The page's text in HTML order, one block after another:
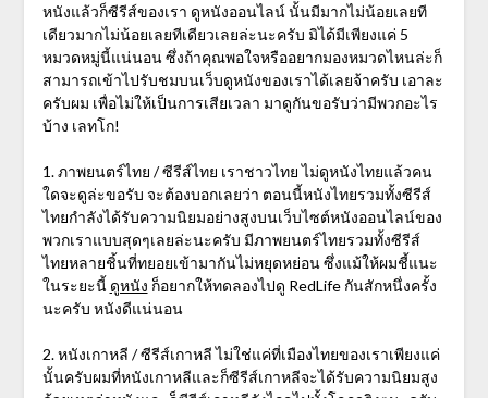
หนังแล้วก็ซีรีส์ของเรา ดูหนังออนไลน์ นั้นมีมากไม่น้อยเลยที
เดียวมากไม่น้อยเลยทีเดียวเลยล่ะนะครับ มิได้มีเพียงแค่ 5
หมวดหมู่นี้แน่นอน ซึ่งถ้าคุณพอใจหรืออยากมองหมวดไหนล่ะก็
สามารถเข้าไปรับชมบนเว็บดูหนังของเราได้เลยจ้าครับ เอาละ
ครับผม เพื่อไม่ให้เป็นการเสียเวลา มาดูกันขอรับว่ามีพวกอะไร
บ้าง เลทโก!
1. ภาพยนตร์ไทย / ซีรีส์ไทย เราชาวไทย ไม่ดูหนังไทยแล้วคน
ใดจะดูล่ะขอรับ จะต้องบอกเลยว่า ตอนนี้หนังไทยรวมทั้งซีรีส์
ไทยกำลังได้รับความนิยมอย่างสูงบนเว็บไซต์หนังออนไลน์ของ
พวกเราแบบสุดๆเลยล่ะนะครับ มีภาพยนตร์ไทยรวมทั้งซีรีส์
ไทยหลายชิ้นที่ทยอยเข้ามากันไม่หยุดหย่อน ซึ่งแม้ให้ผมชี้แนะ
ในระยะนี้ ดูหนัง ก็อยากให้ทดลองไปดู RedLife กันสักหนึ่งครั้ง
นะครับ หนังดีแน่นอน
2. หนังเกาหลี / ซีรีส์เกาหลี ไม่ใช่แค่ที่เมืองไทยของเราเพียงแค่
นั้นครับผมที่หนังเกาหลีและก็ซีรีส์เกาหลีจะได้รับความนิยมสูง